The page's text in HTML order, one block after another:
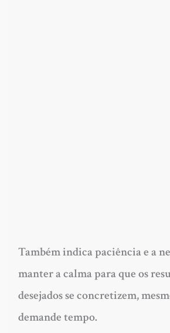
Também indica paciência e a
manter a calma para que os
desejados se concretizem,
demande tempo.